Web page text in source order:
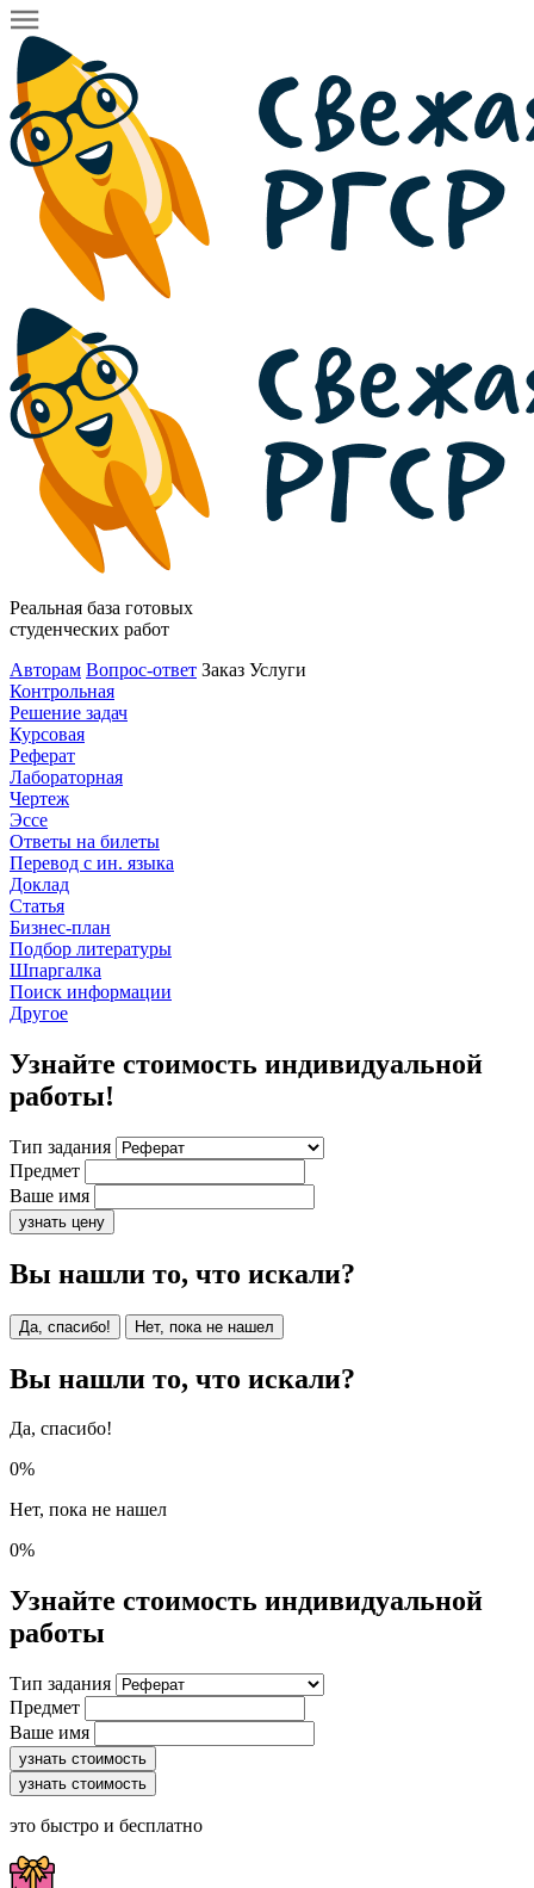
Реальная база готовых
студенческих работ
Авторам Вопрос-ответ Заказ Услуги
Контрольная
Решение задач
Курсовая
Реферат
Лабораторная
Чертеж
Эссе
Ответы на билеты
Перевод с ин. языка
Доклад
Статья
Бизнес-план
Подбор литературы
Шпаргалка
Поиск информации
Другое
Узнайте стоимость индивидуальной
работы!
Тип задания
Предмет
Ваше имя
узнать цену
Вы нашли то, что искали?
Да, спасибо! Нет, пока не нашел
Вы нашли то, что искали?
Да, спасибо!
0%
Нет, пока не нашел
0%
Узнайте стоимость индивидуальной
работы
Тип задания
Предмет
Ваше имя
узнать стоимость
узнать стоимость
это быстро и бесплатно